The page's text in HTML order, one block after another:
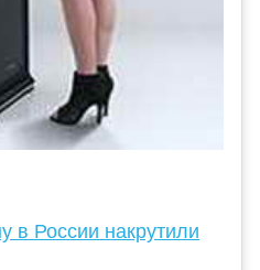
в России накрутили